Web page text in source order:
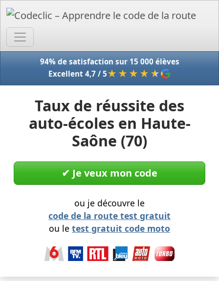
94% de satisfaction sur 15 000 élèves
Excellent 4,7 / 5★★★★ ★
Taux de réussite des
auto-écoles en Haute-
Saône (70)
✔︎ Je veux mon code
ou je découvre le
code de la route test gratuit
ou le test gratuit code moto